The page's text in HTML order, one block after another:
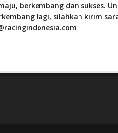
berkembang dan sukses.
lagi, silahkan kirim